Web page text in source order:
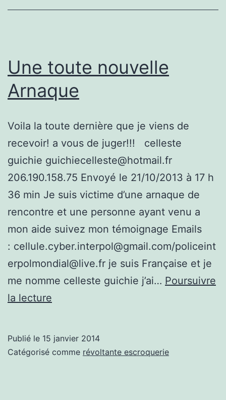
Une toute nouvelle
Arnaque
Voila la toute dernière que je viens de
recevoir! a vous de juger!!! celleste
guichie guichiecelleste@hotmail.fr
206.190.158.75 Envoyé le 21/10/2013 à 17 h
36 min Je suis victime d’une arnaque de
rencontre et une personne ayant venu a
mon aide suivez mon témoignage Emails
: cellule.cyber.interpol@gmail.com/policeint
erpolmondial@live.fr je suis Française et je
me nomme celleste guichie j’ai… Poursuivre
la lecture
Arnaque
Publié le 15 janvier 2014
Catégorisé comme révoltante escroquerie